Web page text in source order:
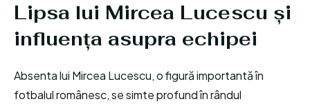
Lipsa lui Mircea Lucescu și
influența asupra echipei
Absenta lui Mircea Lucescu, o figură importantă în
fotbalul românesc, se simte profund în rândul